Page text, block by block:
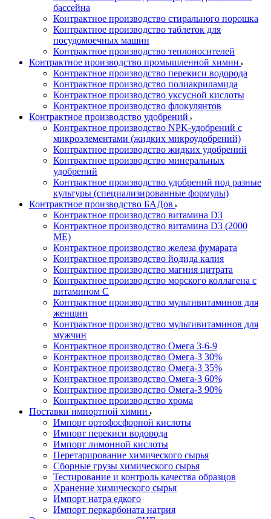
бассейна
Контрактное производство стирального порошка
Контрактное производство таблеток для
посудомоечных машин
Контрактное производство теплоносителей
Контрактное производство промышленной химии
Контрактное производство перекиси водорода
Контрактное производство полиакриламида
Контрактное производство уксусной кислоты
Контрактное производство флокулянтов
Контрактное производство удобрений
Контрактное производство NPK-удобрений с
микроэлементами (жидких микроудобрений)
Контрактное производство жидких удобрений
Контрактное производство минеральных
удобрений
Контрактное производство удобрений под разные
культуры (специализированные формулы)
Контрактное производство БАДов
Контрактное производство витамина D3
Контрактное производство витамина D3 (2000
МЕ)
Контрактное производство железа фумарата
Контрактное производство йодида калия
Контрактное производство магния цитрата
Контрактное производство морского коллагена с
витамином С
Контрактное производство мультивитаминов для
женщин
Контрактное производство мультивитаминов для
мужчин
Контрактное производство Омега 3-6-9
Контрактное производство Омега-3 30%
Контрактное производство Омега-3 35%
Контрактное производство Омега-3 60%
Контрактное производство Омега-3 90%
Контрактное производство хрома
Поставки импортной химии
Импорт ортофосфорной кислоты
Импорт перекиси водорода
Импорт лимонной кислоты
Перетарирование химического сырья
Сборные грузы химического сырья
Тестирование и контроль качества образцов
Хранение химического сырья
Импорт натра едкого
Импорт перкарбоната натрия